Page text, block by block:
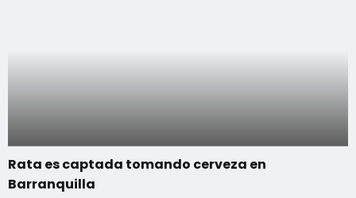
Rata es captada tomando cerveza en
Barranquilla